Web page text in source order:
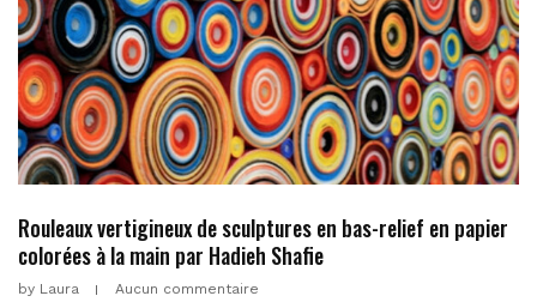
Rouleaux vertigineux de sculptures en bas-relief en papier
colorées à la main par Hadieh Shafie
by Laura Aucun commentaire